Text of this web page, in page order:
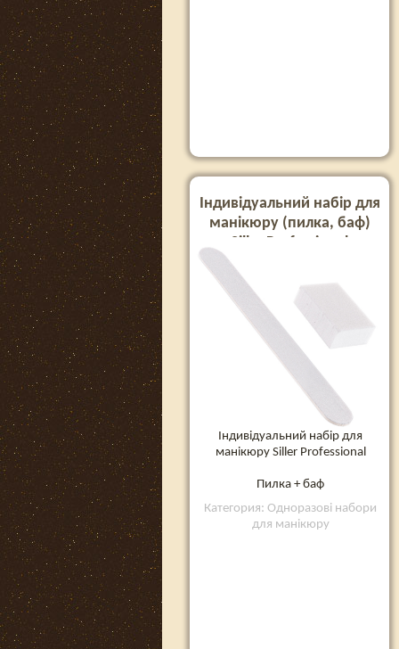
Індивідуальний набір для
манікюру (пилка, баф)
Siller Professional
Індивідуальний набір для
манікюру Siller Professional
Пилка + баф
Категория: Одноразові набори
для манікюру